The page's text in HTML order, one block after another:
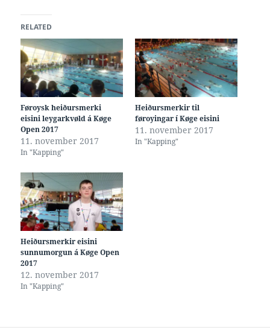
RELATED
Føroysk heiðursmerki
eisini leygarkvøld á Køge
Open 2017
11. november 2017
In "Kapping"
Heiðursmerkir til
føroyingar í Køge eisini
11. november 2017
In "Kapping"
Heiðursmerkir eisini
sunnumorgun á Køge Open
2017
12. november 2017
In "Kapping"